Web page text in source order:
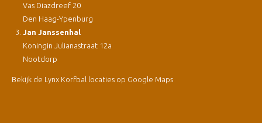
Vas Diazdreef 20
Den Haag-Ypenburg
Jan Janssenhal
Koningin Julianastraat 12a
Nootdorp
Bekijk de Lynx Korfbal locaties op Google Maps